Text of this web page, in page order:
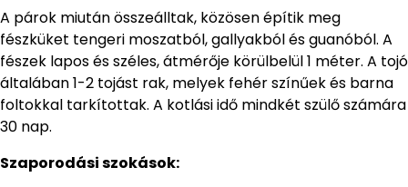
A párok miután összeálltak, közösen építik meg
fészküket tengeri moszatból, gallyakból és guanóból. A
fészek lapos és széles, átmérője körülbelül 1 méter. A tojó
általában 1-2 tojást rak, melyek fehér színűek és barna
foltokkal tarkítottak. A kotlási idő mindkét szülő számára
30 nap.
Szaporodási szokások: